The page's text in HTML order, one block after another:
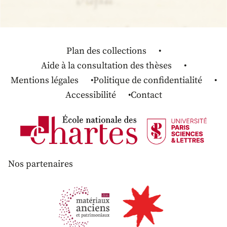
Plan des collections
Aide à la consultation des thèses
Mentions légales
Politique de confidentialité
Accessibilité
Contact
Nos partenaires